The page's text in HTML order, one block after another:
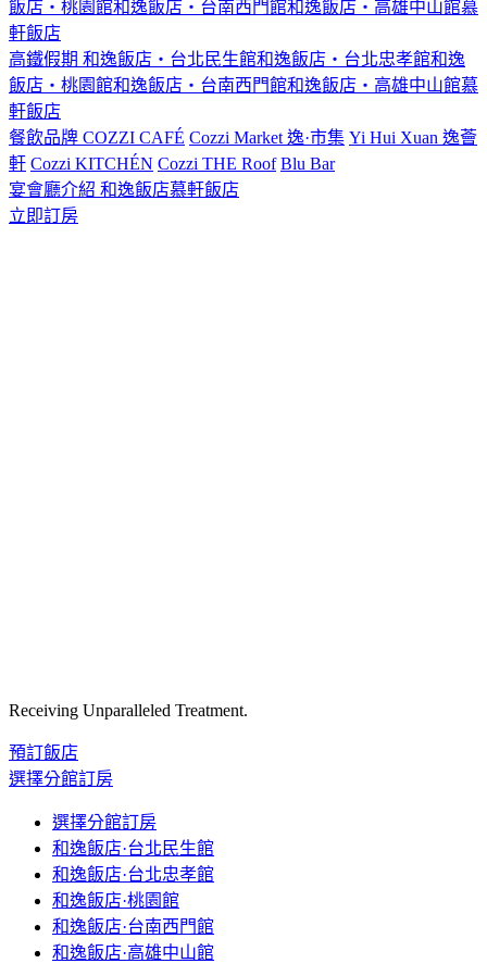
飯店‧桃園館和逸飯店‧台南西門館和逸飯店‧高雄中山館慕
軒飯店
高鐵假期 和逸飯店‧台北民生館和逸飯店‧台北忠孝館和逸
飯店‧桃園館和逸飯店‧台南西門館和逸飯店‧高雄中山館慕
軒飯店
餐飲品牌 COZZI CAFÉ Cozzi Market 逸·市集 Yi Hui Xuan 逸薈
軒 Cozzi KITCHÉN Cozzi THE Roof Blu Bar
宴會廳介紹 和逸飯店慕軒飯店
立即訂房
Receiving Unparalleled Treatment.
預訂飯店
選擇分館訂房
選擇分館訂房
和逸飯店·台北民生館
和逸飯店·台北忠孝館
和逸飯店·桃園館
和逸飯店·台南西門館
和逸飯店·高雄中山館